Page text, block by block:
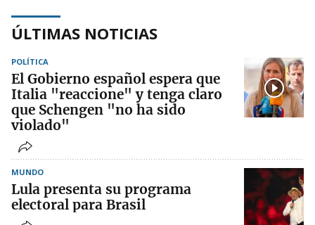
ÚLTIMAS NOTICIAS
POLÍTICA
El Gobierno español espera que
Italia "reaccione" y tenga claro
que Schengen "no ha sido
violado"
MUNDO
Lula presenta su programa
electoral para Brasil